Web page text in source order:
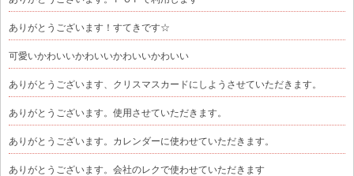
ありがとうございます！すてきです☆
可愛いかわいいかわいいかわいいかわいい
ありがとうございます、クリスマスカードにしようさせていただきます。
ありがとうございます。使用させていただきます。
ありがとうございます。カレンダーに使わせていただきます。
ありがとうございます。会社のレクで使わせていただきます